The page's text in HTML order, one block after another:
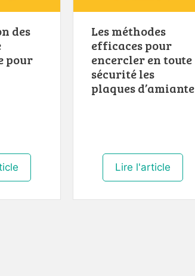
des
pour
Les méthodes
efficaces pour
encercler en toute
sécurité les
plaques d’amiante
Lire l'article